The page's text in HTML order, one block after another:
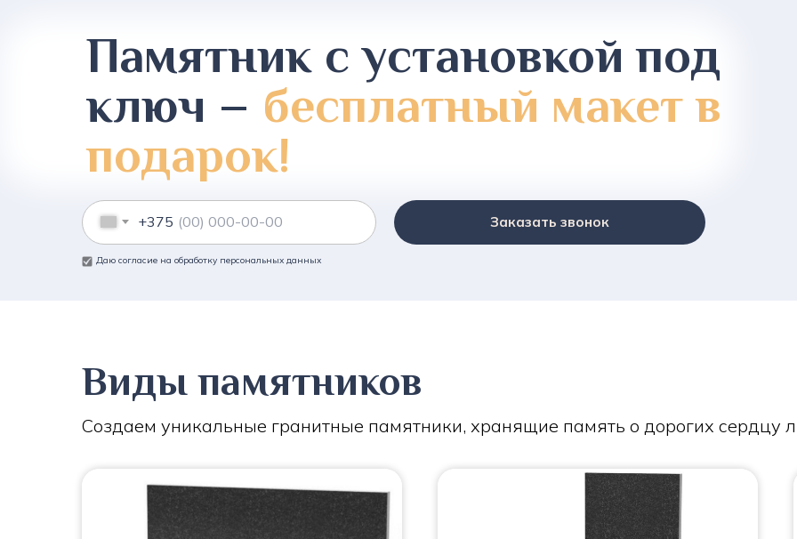
Памятник с установкой под
ключ – бесплатный макет в
подарок!
+375 Заказать звонок
Даю согласие на обработку персональных данных
Виды памятников
Создаем уникальные гранитные памятники, хранящие память о дорогих сердцу